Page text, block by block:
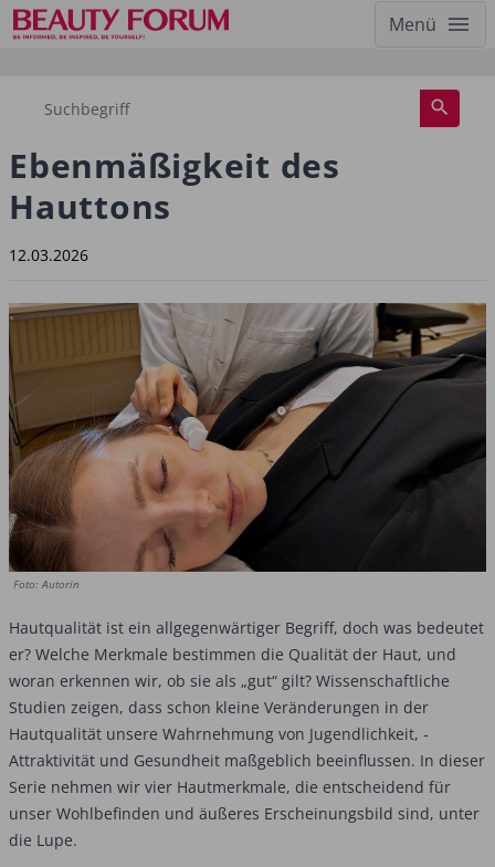
Menü
Ebenmäßigkeit des
Hauttons
12.03.2026
Foto: Autorin
Hautqualität ist ein allgegenwärtiger Begriff, doch was bedeutet
er? Welche Merkmale bestimmen die Qualität der Haut, und
woran erkennen wir, ob sie als „gut“ gilt? Wissenschaftliche
Studien ­zeigen, dass schon kleine Veränderungen in der
Hautqualität unsere Wahrnehmung von Jugendlichkeit, ­
Attraktivität und Gesundheit maßgeblich beeinflussen. In dieser
Serie nehmen wir vier Hautmerk­male, die entscheidend für
unser Wohlbefinden und äußeres Erscheinungsbild sind, unter
die Lupe.